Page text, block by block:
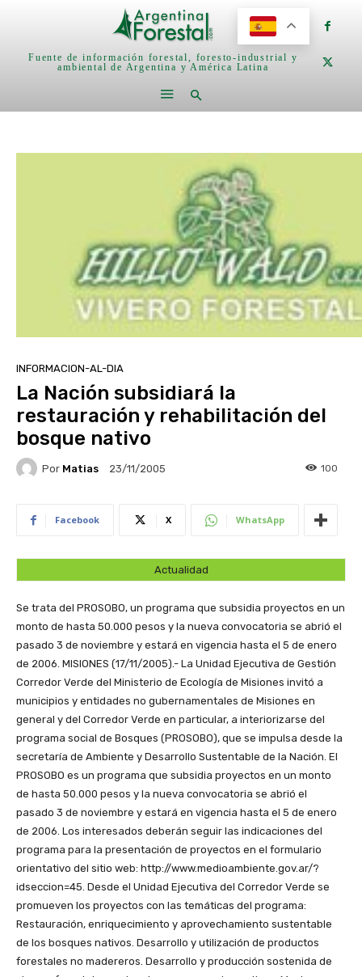
Fuente de información forestal, foresto-industrial y
ambiental de Argentina y América Latina
INFORMACION-AL-DIA
La Nación subsidiará la
restauración y rehabilitación del
bosque nativo
Por Matias 23/11/2005 100
Facebook X WhatsApp
Actualidad
Se trata del PROSOBO, un programa que subsidia proyectos en un
monto de hasta 50.000 pesos y la nueva convocatoria se abrió el
pasado 3 de noviembre y estará en vigencia hasta el 5 de enero
de 2006. MISIONES (17/11/2005).- La Unidad Ejecutiva de Gestión
Corredor Verde del Ministerio de Ecología de Misiones invitó a
municipios y entidades no gubernamentales de Misiones en
general y del Corredor Verde en particular, a interiorizarse del
programa social de Bosques (PROSOBO), que se impulsa desde la
secretaría de Ambiente y Desarrollo Sustentable de la Nación. El
PROSOBO es un programa que subsidia proyectos en un monto
de hasta 50.000 pesos y la nueva convocatoria se abrió el
pasado 3 de noviembre y estará en vigencia hasta el 5 de enero
de 2006. Los interesados deberán seguir las indicaciones del
programa para la presentación de proyectos en el formulario
orientativo del sitio web: http://www.medioambiente.gov.ar/?
idseccion=45. Desde el Unidad Ejecutiva del Corredor Verde se
promueven los proyectos con las temáticas del programa:
Restauración, enriquecimiento y aprovechamiento sustentable
de los bosques nativos. Desarrollo y utilización de productos
forestales no madereros. Desarrollo y producción sostenida de